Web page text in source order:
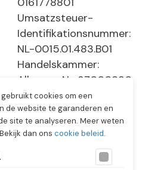
Umsatzsteuer-
Identifikationsnummer:
NL-0015.01.483.B01
Handelskammer:
Alkmaar, Nr. 37000830
E0194 - EBO 505
cookies om een
de website te garanderen en
site te analyseren. Meer weten
dan ons cookie beleid.